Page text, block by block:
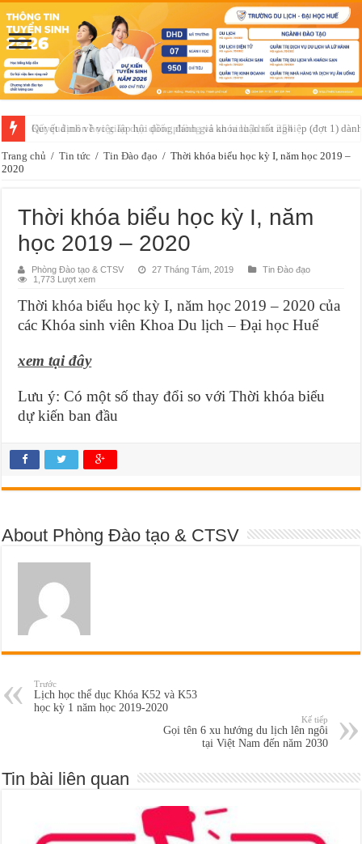
Quyết định về việc lập hội đồng đánh giá khóa luận tốt nghiệp (đợt 1)
Trang chủ / Tin tức / Tin Đào đạo / Thời khóa biểu học kỳ I, năm học 2019 –
2020
Thời khóa biểu học kỳ I, năm
học 2019 – 2020
Phòng Đào tạo & CTSV 27 Tháng Tám, 2019
Tin Đào đạo
1,773 Lượt xem
Thời khóa biểu học kỳ I, năm học 2019 – 2020 của
các Khóa sinh viên Khoa Du lịch – Đại học Huế
xem tại đây
Lưu ý: Có một số thay đổi so với Thời khóa biểu
dự kiến ban đầu
About Phòng Đào tạo & CTSV
Trước
Lịch học thể dục Khóa K52 và K53
học kỳ 1 năm học 2019-2020
Kế tiếp
Gọi tên 6 xu hướng du lịch lên ngôi
tại Việt Nam đến năm 2030
Tin bài liên quan